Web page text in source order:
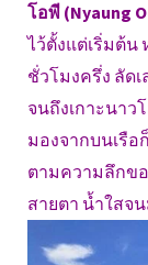
โอพี (Nyaung
ไว้ตั้งแต่เริ่มต้น
ชั่วโมงครึ่ง ลัด
จนถึงเกาะนาว
มองจากบนเรือ
ตามความลึกข
สายตา น้ำใสจ